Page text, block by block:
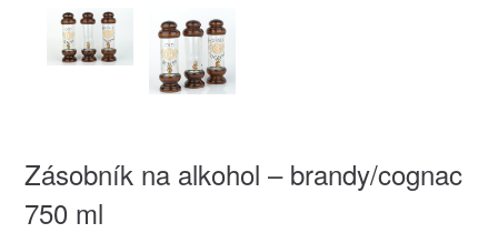
Zásobník na alkohol – brandy/cognac
750 ml